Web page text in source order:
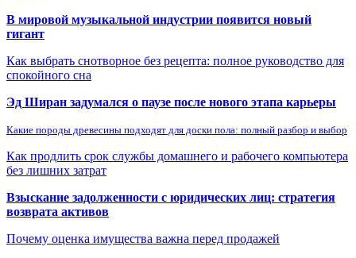
В мировой музыкальной индустрии появится новый
гигант
Как выбрать снотворное без рецепта: полное руководство для
спокойного сна
Эд Ширан задумался о паузе после нового этапа карьеры
Какие породы древесины подходят для доски пола: полный разбор и выбор
Как продлить срок службы домашнего и рабочего компьютера
без лишних затрат
Взыскание задолженности с юридических лиц: стратегия
возврата активов
Почему оценка имущества важна перед продажей